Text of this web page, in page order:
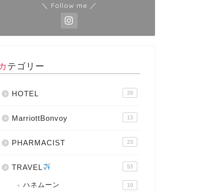
＼ Follow me ／
カテゴリー
HOTEL 29
MarriottBonvoy 13
PHARMACIST 23
TRAVEL 53
ハネムーン 19